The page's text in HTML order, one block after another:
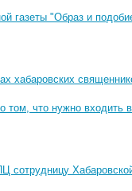
газеты "Образ и
хабаровских
том, что нужно входить
сотрудницу